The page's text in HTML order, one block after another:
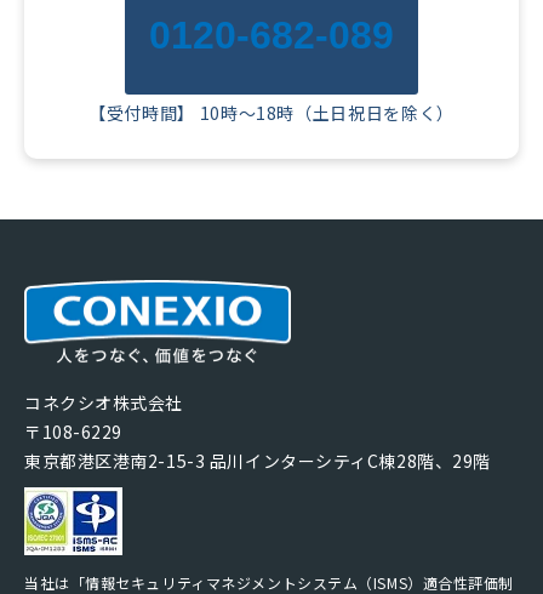
0120-682-089
【受付時間】 10時～18時（土日祝日を除く）
コネクシオ株式会社
〒108-6229
東京都港区港南2-15-3 品川インターシティC棟28階、29階
当社は「情報セキュリティマネジメントシステム（ISMS）適合性評価制